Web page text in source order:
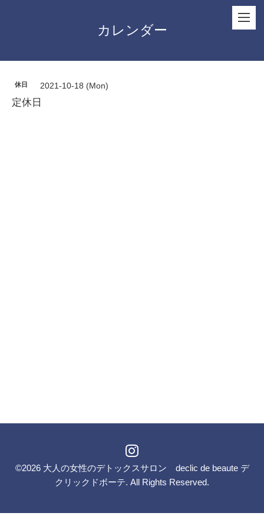
カレンダー
休日 2021-10-18 (Mon)
定休日
©2026 大人の女性のデトックスサロン declic de beaute デ
クリックドボーテ. All Rights Reserved.